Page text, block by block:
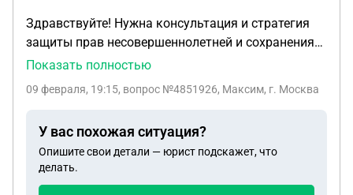
Здравствуйте! Нужна консультация и стратегия
защиты прав несовершеннолетней и сохранения
квартиры в наследственном споре. 1) Кто я и кто
Екатеринбурге, официально работаю.
мать, разные отцы. Мать умерла: [17.08.2025].
Отец сестры: указан в свидетельстве о рождении,
в браке с матерью не состоял. В квартире никогда
Показать полностью
09 февраля, 19:15, вопрос №4851926, Максим, г. Москва
У вас похожая ситуация?
Опишите свои детали — юрист подскажет, что
делать.